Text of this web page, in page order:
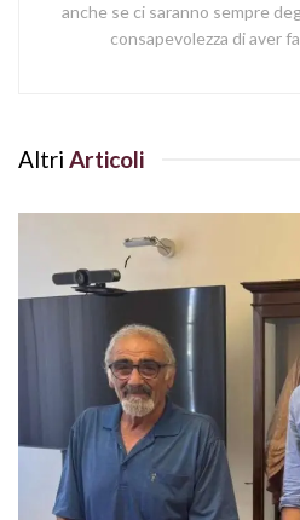
anche se ci saranno sempre
consapevolezza di aver
Altri Articoli